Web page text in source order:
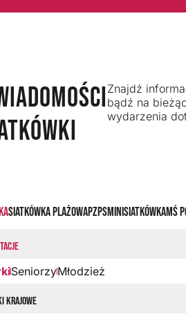
Znajdź
bądź na
wydarzenia
Siatkówka plażowaPZPSMinisiatkówkaMŚ
SeniorzyMłodzież
krajowe